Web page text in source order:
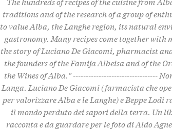
traditions and of the research of a group of
to value Alba, the Langhe region, its natural
gastronomy. Many recipes come together with
the story of Luciano De Giacomi, pharmacist
the founders of the Famija Albeisa and of the
the Wines of Alba." ---------------------------------
Langa. Luciano De Giacomi (farmacista che
per valorizzare Alba e le Langhe) e Beppe
il mondo perduto dei sapori della terra. Un
racconta e da guardare per le foto di Aldo